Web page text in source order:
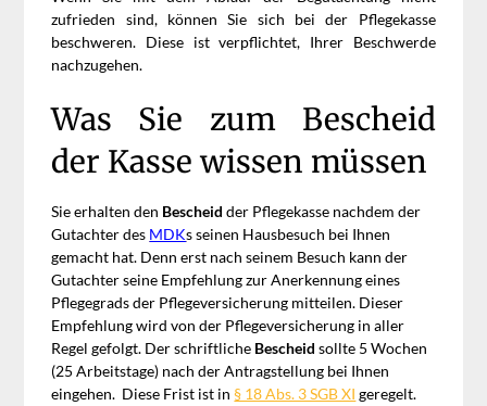
zufrieden sind, können Sie sich bei der Pflegekasse
beschweren. Diese ist verpflichtet, Ihrer Beschwerde
nachzugehen.
Was Sie zum Bescheid
der Kasse wissen müssen
Sie erhalten den Bescheid der Pflegekasse nachdem der
Gutachter des MDKs seinen Hausbesuch bei Ihnen
gemacht hat. Denn erst nach seinem Besuch kann der
Gutachter seine Empfehlung zur Anerkennung eines
Pflegegrads der Pflegeversicherung mitteilen. Dieser
Empfehlung wird von der Pflegeversicherung in aller
Regel gefolgt. Der schriftliche Bescheidsollte 5 Wochen
(25 Arbeitstage) nach der Antragstellung bei Ihnen
eingehen. Diese Frist ist in§ 18 Abs. 3 SGB XI geregelt.